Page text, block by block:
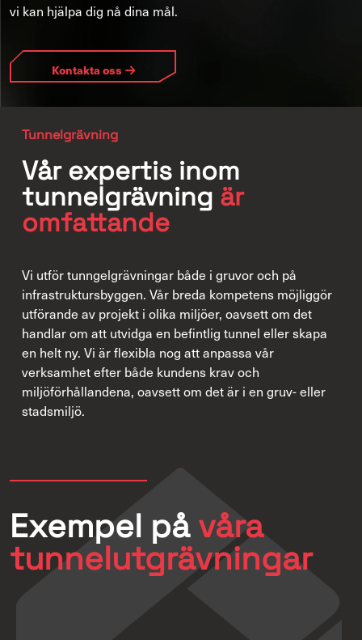
vi kan hjälpa dig nå dina mål.
Kontakta oss
Tunnelgrävning
Vår expertis inom
tunnelgrävning är
omfattande
Vi utför tunngelgrävningar både i gruvor och på
infrastruktursbyggen. Vår breda kompetens möjliggör
utförande av projekt i olika miljöer, oavsett om det
handlar om att utvidga en befintlig tunnel eller skapa
en helt ny. Vi är flexibla nog att anpassa vår
verksamhet efter både kundens krav och
miljöförhållandena, oavsett om det är i en gruv- eller
stadsmiljö.
Exempel på våra
tunnelutgrävningar